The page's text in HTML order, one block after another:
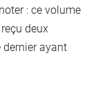
: ce volume
deux
dernier ayant